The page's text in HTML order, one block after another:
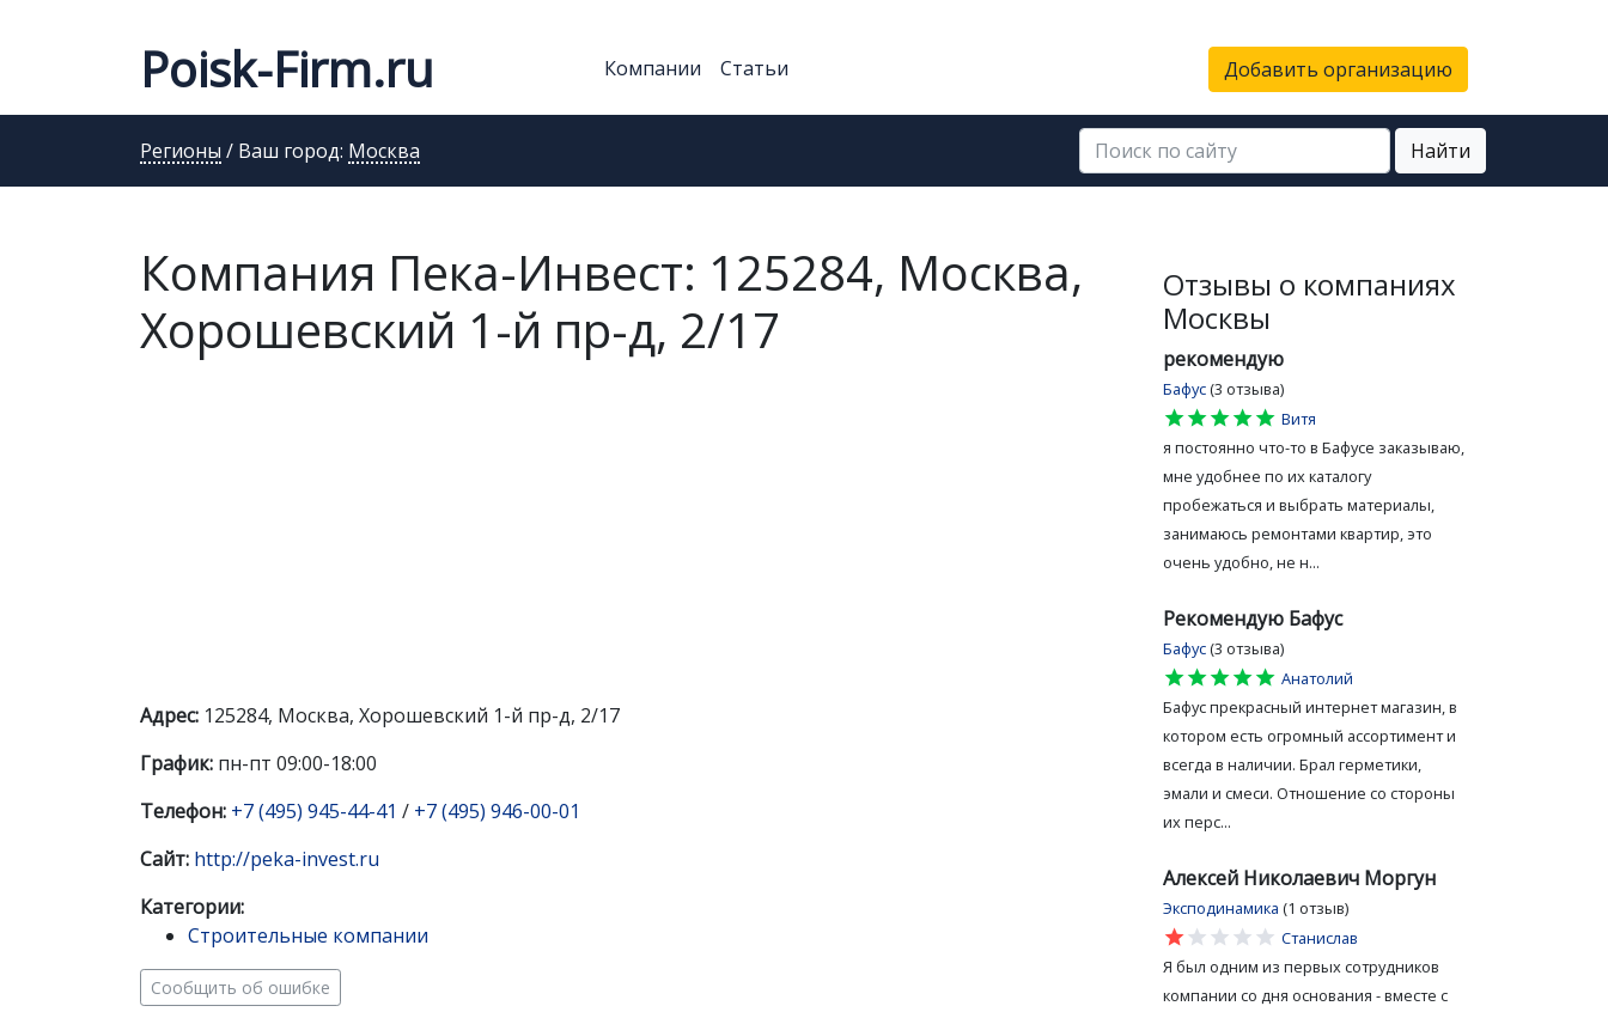
Poisk-Firm.ru Компании Статьи Добавить организацию
Регионы / Ваш город: Москва Найти
Компания Пека-Инвест: 125284, Москва,
Хорошевский 1-й пр-д, 2/17
Адрес: 125284, Москва, Хорошевский 1-й пр-д, 2/17
График: пн-пт 09:00-18:00
Телефон: +7 (495) 945-44-41 / +7 (495) 946-00-01
Сайт: http://peka-invest.ru
Категории:
Строительные компании
Сообщить об ошибке
Отзывы о компаниях
Москвы
рекомендую
Бафус (3 отзыва)
star
star
star
star
star
Витя
я постоянно что-то в Бафусе заказываю,
мне удобнее по их каталогу
пробежаться и выбрать материалы,
занимаюсь ремонтами квартир, это
очень удобно, не н...
Рекомендую Бафус
Бафус (3 отзыва)
star
star
star
star
star
Анатолий
Бафус прекрасный интернет магазин, в
котором есть огромный ассортимент и
всегда в наличии. Брал герметики,
эмали и смеси. Отношение со стороны
их перс...
Алексей Николаевич Моргун
Эксподинамика (1 отзыв)
star
star
star
star
star
Станислав
Я был одним из первых сотрудников
компании со дня основания - вместе с